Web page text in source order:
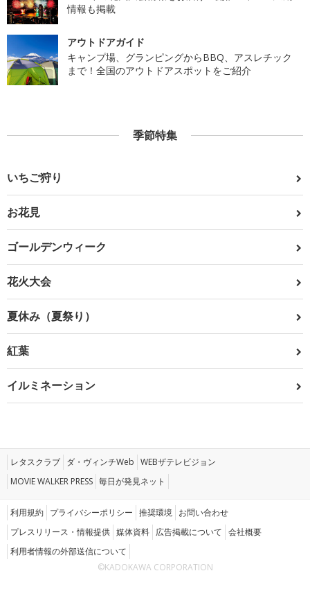
情報も掲載
アウトドアガイド
キャンプ場、グランピングからBBQ、アスレチック
まで！全国のアウトドアスポットをご紹介
季節特集
いちご狩り
お花見
ゴールデンウィーク
花火大会
夏休み（夏祭り）
紅葉
イルミネーション
レタスクラブ ダ・ヴィンチWeb WEBザテレビジョン
MOVIE WALKER PRESS 毎日が発見ネット
利用規約 プライバシーポリシー 推奨環境 お問い合わせ
プレスリリース・情報提供 媒体資料 広告掲載について 会社概要
利用者情報の外部送信について
©KADOKAWA CORPORATION